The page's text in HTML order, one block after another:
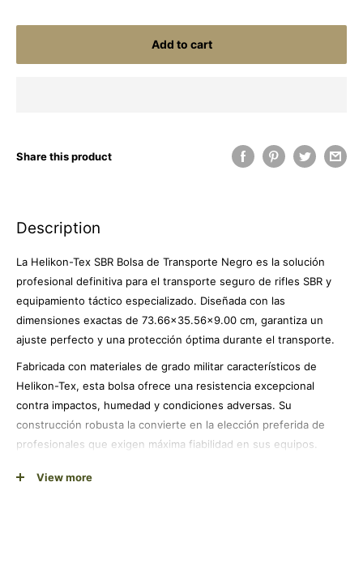
Add to cart
Share this product
Description
La Helikon-Tex SBR Bolsa de Transporte Negro es la solución
profesional definitiva para el transporte seguro de rifles SBR y
equipamiento táctico especializado. Diseñada con las
dimensiones exactas de 73.66x35.56x9.00 cm, garantiza un
ajuste perfecto y una protección óptima durante el transporte.
Fabricada con materiales de grado militar característicos de
Helikon-Tex, esta bolsa ofrece una resistencia excepcional
contra impactos, humedad y condiciones adversas. Su
construcción robusta la convierte en la elección preferida de
profesionales que exigen máxima fiabilidad en sus equipos.
Los compartimentos internos acolchados proporcionan una
View more